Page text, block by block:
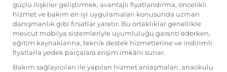
güçlü ilişkiler geliştirmek, avantajlı fiyatlandırma, öncelikli
hizmet ve bakım en iyi uygulamaları konusunda uzman
danışmanlık gibi fırsatlar yaratır. Bu ortaklıklar genellikle
mevcut mobilya sistemleriyle uyumluluğu garanti ederken,
eğitim kaynaklarına, teknik destek hizmetlerine ve indirimli
fiyatlarla yedek parçalara erişim imkânı sunar.
Bakım sağlayıcıları ile yapılan hizmet anlaşmaları, anaokulu